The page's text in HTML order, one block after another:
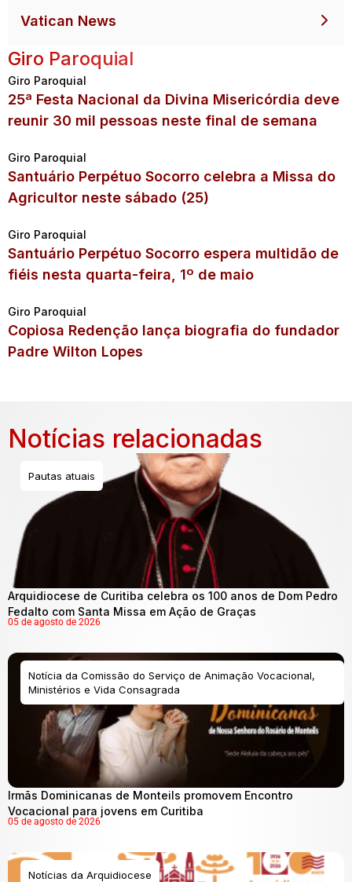
Vatican News
Giro Paroquial
Giro Paroquial
25ª Festa Nacional da Divina Misericórdia deve
reunir 30 mil pessoas neste final de semana
Giro Paroquial
Santuário Perpétuo Socorro celebra a Missa do
Agricultor neste sábado (25)
Giro Paroquial
Santuário Perpétuo Socorro espera multidão de
fiéis nesta quarta-feira, 1º de maio
Giro Paroquial
Copiosa Redenção lança biografia do fundador
Padre Wilton Lopes
Notícias relacionadas
Pautas atuais
Arquidiocese de Curitiba celebra os 100 anos de Dom Pedro
Fedalto com Santa Missa em Ação de Graças
05 de agosto de 2026
Notícia da Comissão do Serviço de Animação Vocacional,
Ministérios e Vida Consagrada
Irmãs Dominicanas de Monteils promovem Encontro
Vocacional para jovens em Curitiba
05 de agosto de 2026
Notícias da Arquidiocese